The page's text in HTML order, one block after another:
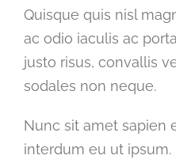
Quisque quis nisl
ac odio iaculis ac
justo risus, convallis
sodales non neque.
Nunc sit amet sapien
interdum eu ut